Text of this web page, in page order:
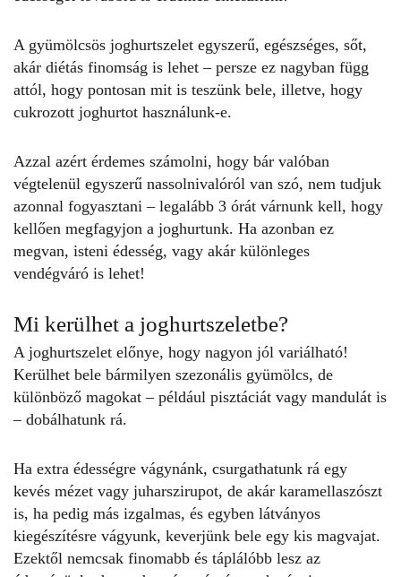
A gyümölcsös joghurtszelet egyszerű, egészséges, sőt,
akár diétás finomság is lehet – persze ez nagyban függ
attól, hogy pontosan mit is teszünk bele, illetve, hogy
cukrozott joghurtot használunk-e.
Azzal azért érdemes számolni, hogy bár valóban
végtelenül egyszerű nassolnivalóról van szó, nem tudjuk
azonnal fogyasztani – legalább 3 órát várnunk kell, hogy
kellően megfagyjon a joghurtunk. Ha azonban ez
megvan, isteni édesség, vagy akár különleges
vendégváró is lehet!
Mi kerülhet a joghurtszeletbe?
A joghurtszelet előnye, hogy nagyon jól variálható!
Kerülhet bele bármilyen szezonális gyümölcs, de
különböző magokat – például pisztáciát vagy mandulát is
– dobálhatunk rá.
Ha extra édességre vágynánk, csurgathatunk rá egy
kevés mézet vagy juharszirupot, de akár karamellaszószt
is, ha pedig más izgalmas, és egyben látványos
kiegészítésre vágyunk, keverjünk bele egy kis magvajat.
Ezektől nemcsak finomabb és táplálóbb lesz az